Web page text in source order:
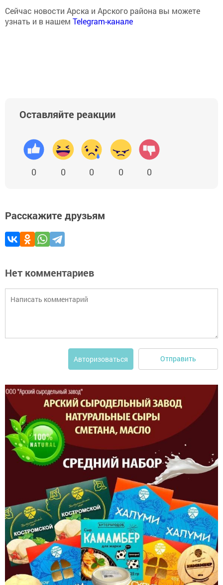
Сейчас новости Арска и Арского района вы можете
узнать и в нашем Telegram-канале
Оставляйте реакции
0 0 0 0 0
Расскажите друзьям
Нет комментариев
Авторизоваться Отправить